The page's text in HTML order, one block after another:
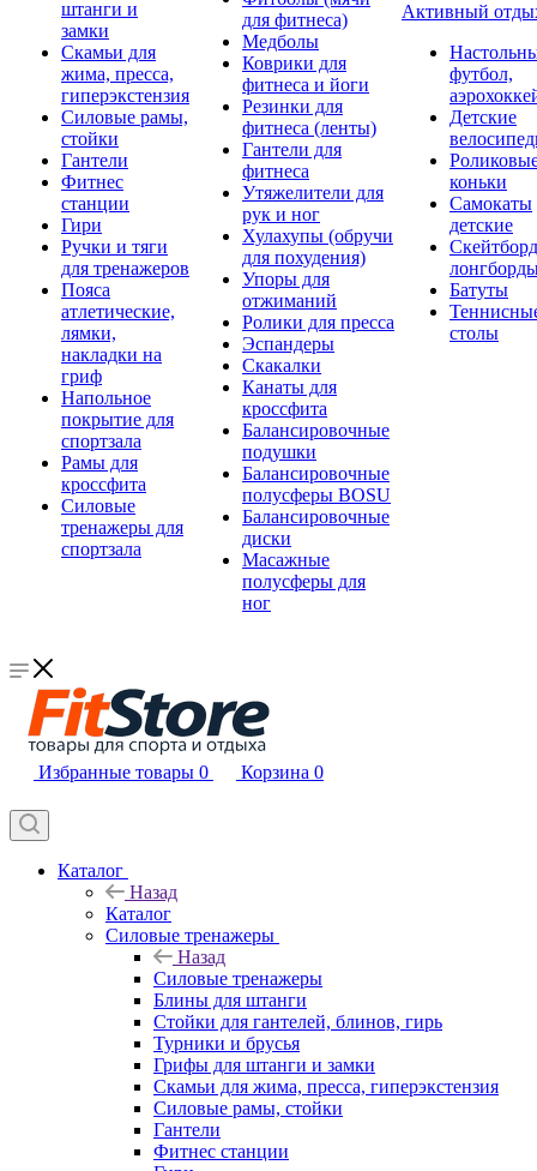
штанги и
замки
Скамьи для
жима, пресса,
гиперэкстензия
Силовые рамы,
стойки
Гантели
Фитнес
станции
Гири
Ручки и тяги
для тренажеров
Пояса
атлетические,
лямки,
накладки на
гриф
Напольное
покрытие для
спортзала
Рамы для
кроссфита
Силовые
тренажеры для
спортзала
для фитнеса)
Медболы
Коврики для
фитнеса и йоги
Резинки для
фитнеса (ленты)
Гантели для
фитнеса
Утяжелители для
рук и ног
Хулахупы (обручи
для похудения)
Упоры для
отжиманий
Ролики для пресса
Эспандеры
Скакалки
Канаты для
кроссфита
Балансировочные
подушки
Балансировочные
полусферы BOSU
Балансировочные
диски
Масажные
полусферы для
ног
Активный
футбол,
Детские
коньки
Самокаты
детские
Батуты
столы
Избранные товары 0 Корзина 0
Каталог
Назад
Каталог
Силовые тренажеры
Назад
Силовые тренажеры
Блины для штанги
Стойки для гантелей, блинов, гирь
Турники и брусья
Грифы для штанги и замки
Скамьи для жима, пресса, гиперэкстензия
Силовые рамы, стойки
Гантели
Фитнес станции